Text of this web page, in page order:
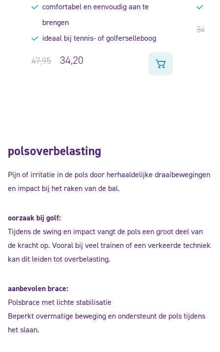
comfortabel en eenvoudig aan te
brengen
ideaal bij tennis- of golferselleboog
47,95 34,20
34,95
polsoverbelasting
Pijn of irritatie in de pols door herhaaldelijke draaibewegingen
en impact bij het raken van de bal.
oorzaak bij golf:
Tijdens de swing en impact vangt de pols een groot deel van
de kracht op. Vooral bij veel trainen of een verkeerde techniek
kan dit leiden tot overbelasting.
aanbevolen brace:
Polsbrace met lichte stabilisatie
Beperkt overmatige beweging en ondersteunt de pols tijdens
het slaan.